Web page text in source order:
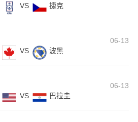
VS 捷克
06-13
VS 波黑
06-13
VS 巴拉圭